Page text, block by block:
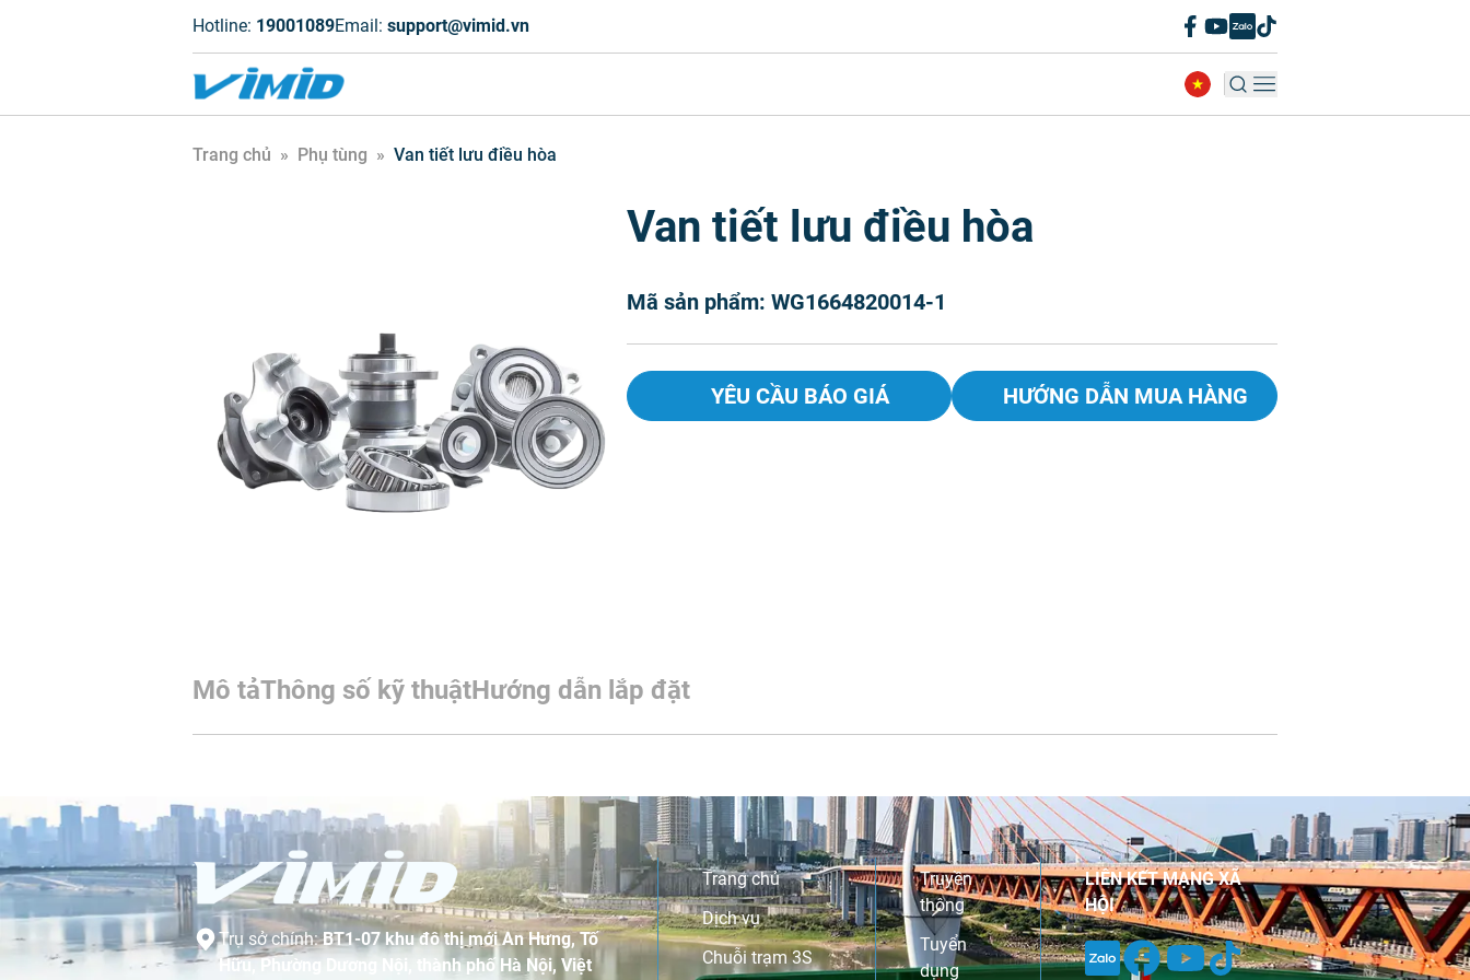
Hotline: 19001089Email: support@vimid.vn
Trang chủ » Phụ tùng » Van tiết lưu điều hòa
Van tiết lưu điều hòa
Mã sản phẩm: WG1664820014-1
YÊU CẦU BÁO GIÁ HƯỚNG DẪN MUA HÀNG
Mô tảThông số kỹ thuậtHướng dẫn lắp đặt
Trụ sở chính:BT1-07 khu đô thị mới An Hưng, Tố
Hữu, Phường Dương Nội, thành phố Hà Nội, Việt
Trang chủ
Dịch vụ
Chuỗi trạm 3S
Truyền
thông
Tuyển
dụng
LIÊN KẾT MẠNG XÃ
HỘI